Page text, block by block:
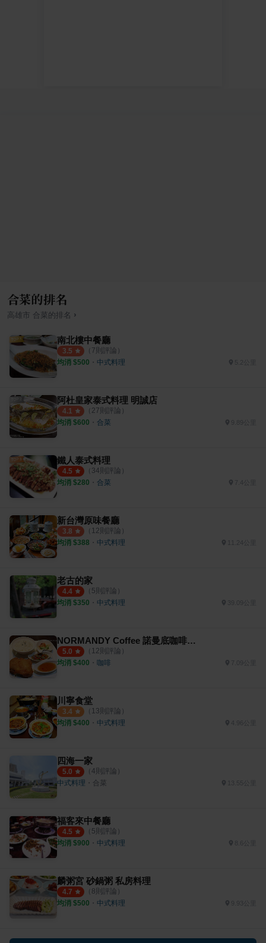
合菜的排名
高雄市 合菜 的排名 ›
南北樓中餐廳
3.5 （ 7則評論）
均消 $500 ・ 中式料理 5.2公里
阿杜皇家泰式料理 明誠店
4.1 （ 27則評論）
均消 $600 ・ 合菜 9.89公里
鐵人泰式料理
4.5 （ 34則評論）
均消 $280 ・ 合菜 7.4公里
新台灣原味餐廳
3.8 （ 12則評論）
均消 $388 ・ 中式料理 11.24公里
老古的家
4.4 （ 5則評論）
均消 $350 ・ 中式料理 39.09公里
NORMANDY Coffee 諾曼底咖啡泰式創意料理
5.0 （ 12則評論）
均消 $400 ・ 咖啡 7.09公里
川寧食堂
3.4 （ 13則評論）
均消 $400 ・ 中式料理 4.96公里
四海一家
5.0 （ 4則評論）
中式料理 ・ 合菜 13.55公里
福客來中餐廳
4.5 （ 5則評論）
均消 $900 ・ 中式料理 8.6公里
麟粥宮 砂鍋粥 私房料理
4.7 （ 8則評論）
均消 $500 ・ 中式料理 9.93公里